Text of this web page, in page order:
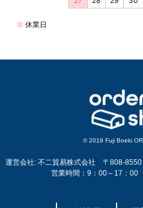
© 2019 Fuji Boeki
運営会社: 不二貿易株式会社 〒808-8550
営業時間：9：00～17：00